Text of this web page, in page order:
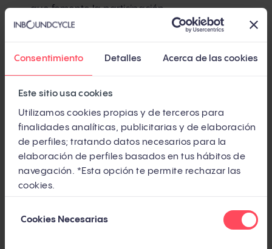
Consentimiento Detalles Acerca de las cookies
Este sitio usa cookies
Utilizamos cookies propias y de terceros para
finalidades analíticas, publicitarias y de elaboración
de perfiles; tratando datos necesarios para la
elaboración de perfiles basados en tus hábitos de
navegación. *Esta opción te permite rechazar las
cookies.
deCookies Necesarias
que fomente la participación.
responsable de la estrategia de contenido de la
marca, incluyendo la creación, publicación y
gestión de contenido relevante y atractivo en
diferentes plataformas para atraer y retener a la
audiencia.
con los medios, desarrolla comunicados de